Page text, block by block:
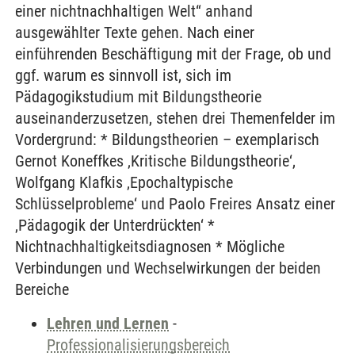
einer nichtnachhaltigen Welt“ anhand
ausgewählter Texte gehen. Nach einer
einführenden Beschäftigung mit der Frage, ob und
ggf. warum es sinnvoll ist, sich im
Pädagogikstudium mit Bildungstheorie
auseinanderzusetzen, stehen drei Themenfelder im
Vordergrund: * Bildungstheorien – exemplarisch
Gernot Koneffkes ‚Kritische Bildungstheorie‘,
Wolfgang Klafkis ‚Epochaltypische
Schlüsselprobleme‘ und Paolo Freires Ansatz einer
‚Pädagogik der Unterdrückten‘ *
Nichtnachhaltigkeitsdiagnosen * Mögliche
Verbindungen und Wechselwirkungen der beiden
Bereiche
Lehren und Lernen -
Professionalisierungsbereich